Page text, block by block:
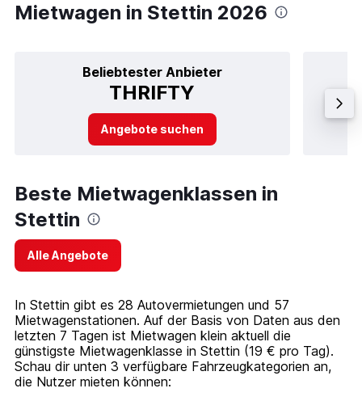
Mietwagen in Stettin 2026
Beliebtester Anbieter
THRIFTY
Angebote suchen
Beste Mietwagenklassen in
Stettin
Alle Angebote
In Stettin gibt es 28 Autovermietungen und 57
Mietwagenstationen. Auf der Basis von Daten aus den
letzten 7 Tagen ist Mietwagen klein aktuell die
günstigste Mietwagenklasse in Stettin (19 € pro Tag).
Schau dir unten 3 verfügbare Fahrzeugkategorien an,
die Nutzer mieten können: